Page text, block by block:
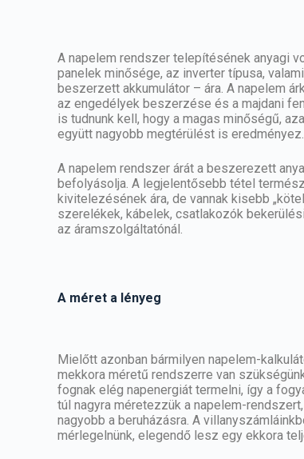
A napelem rendszer telepítésének anyagi
panelek minősége, az inverter típusa,
beszerzett akkumulátor – ára. A napelem
az engedélyek beszerzése és a majdani
is tudnunk kell, hogy a magas minőségű,
együtt nagyobb megtérülést is eredményez.
A napelem rendszer árát a beszerezett
befolyásolja. A legjelentősebb tétel
kivitelezésének ára, de vannak kisebb
szerelékek, kábelek, csatlakozók
az áramszolgáltatónál.
A méret a lényeg
Mielőtt azonban bármilyen napelem-
mekkora méretű rendszerre van
fognak elég napenergiát termelni, így a
túl nagyra méretezzük a napelem-
nagyobb a beruházásra. A
mérlegelnünk, elegendő lesz egy ekkora